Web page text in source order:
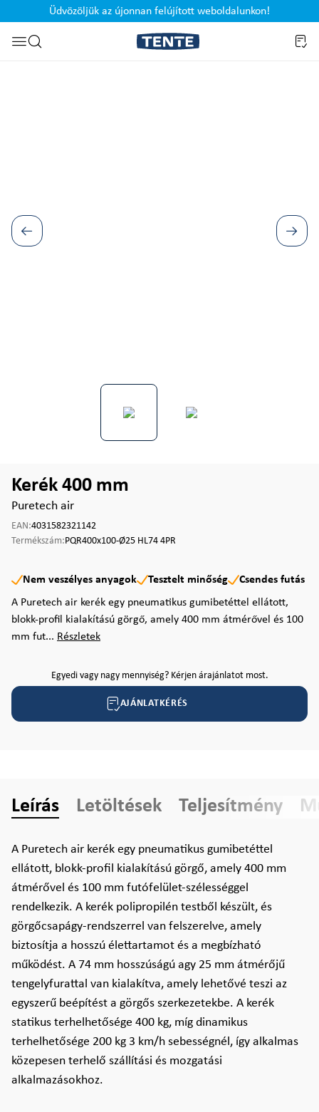
Ugrás a kereséshez
Üdvözöljük az újonnan felújított weboldalunkon!
Kerék 400 mm
Puretech air
EAN:4031582321142
Termékszám:PQR400x100-Ø25 HL74 4PR
Nem veszélyes anyagok Tesztelt minőség
Csendes futás
A Puretech air kerék egy pneumatikus gumibetéttel ellátott,
blokk-profil kialakítású görgő, amely 400 mm átmérővel és 100
mm fut... Részletek
Egyedi vagy nagy mennyiség? Kérjen árajánlatot most.
AJÁNLATKÉRÉS
Leírás Letöltések Teljesítmény
A Puretech air kerék egy pneumatikus gumibetéttel
ellátott, blokk-profil kialakítású görgő, amely 400 mm
átmérővel és 100 mm futófelület-szélességgel
rendelkezik. A kerék polipropilén testből készült, és
görgőcsapágy-rendszerrel van felszerelve, amely
biztosítja a hosszú élettartamot és a megbízható
működést. A 74 mm hosszúságú agy 25 mm átmérőjű
tengelyfurattal van kialakítva, amely lehetővé teszi az
egyszerű beépítést a görgős szerkezetekbe. A kerék
statikus terhelhetősége 400 kg, míg dinamikus
terhelhetősége 200 kg 3 km/h sebességnél, így alkalmas
közepesen terhelő szállítási és mozgatási
alkalmazásokhoz.